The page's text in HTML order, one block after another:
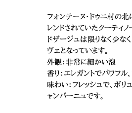
フォンテーヌ・ドゥニ村の
レンドされていたクーティ
ドザージュは限りなく少な
ヴェとなっています。
外観：⾮常に細かい泡
香り：エレガントでパワフ
味わい：フレッシュで、ボ
ャンパーニュです。